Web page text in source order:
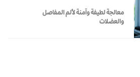
معالجة لطيفة وآمنة لألم المفاصل
والعضلات